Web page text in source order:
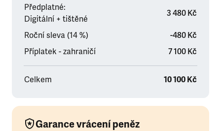
Předplatné:
Digitální + tištěné
3 480 Kč
Roční sleva (14 %)
-480 Kč
Příplatek - zahraničí
7 100 Kč
Celkem 10 100 Kč
Garance vrácení peněz